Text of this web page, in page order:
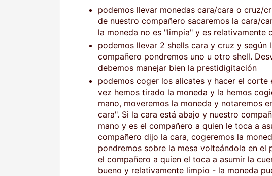
podemos llevar monedas cara/cara o cruz/
de nuestro compañero sacaremos la cara/
la moneda no es "limpia" y es relativamente
podemos llevar 2 shells cara y cruz y según
compañero pondremos uno u otro shell.
debemos manejar bien la prestidigitación
podemos coger los alicates y hacer el corte
vez hemos tirado la moneda y la hemos
mano, moveremos la moneda y notaremos
cara". Si la cara está abajo y nuestro
mano y es el compañero a quien le toca a
compañero dijo la cara, cogeremos la
pondremos sobre la mesa volteándola en el
el compañero a quien el toca a asumir la
bueno y relativamente limpio - la moneda